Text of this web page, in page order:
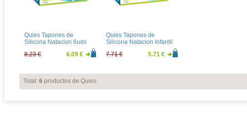
Quies Tapones de
Silicona Natacion 6uds
8.23 €
6.09 €
Quies Tapones de
Silicona Natacion Infantil
7.71 € 5.71 €
Total: 6 productos de Quies